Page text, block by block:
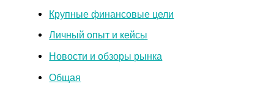
Крупные финансовые цели
Личный опыт и кейсы
Новости и обзоры рынка
Общая